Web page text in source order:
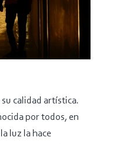
calidad artística.
por todos, en
luz la hace